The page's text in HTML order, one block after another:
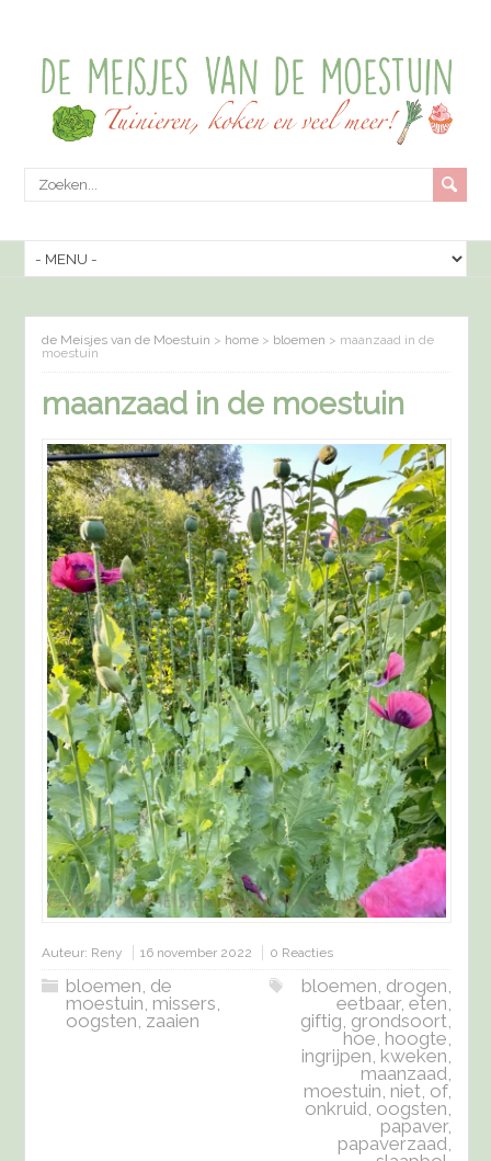
de Meisjes van de Moestuin > home > bloemen > maanzaad in de
moestuin
maanzaad in de moestuin
Auteur: Reny 16 november 2022 0 Reacties
bloemen de
moestuin missers
oogsten zaaien
bloemen drogen
eetbaar, eten
giftig grondsoort
hoe hoogte
ingrijpen kweken
maanzaad
moestuin niet of,
onkruid oogsten
papaver,
papaverzaad